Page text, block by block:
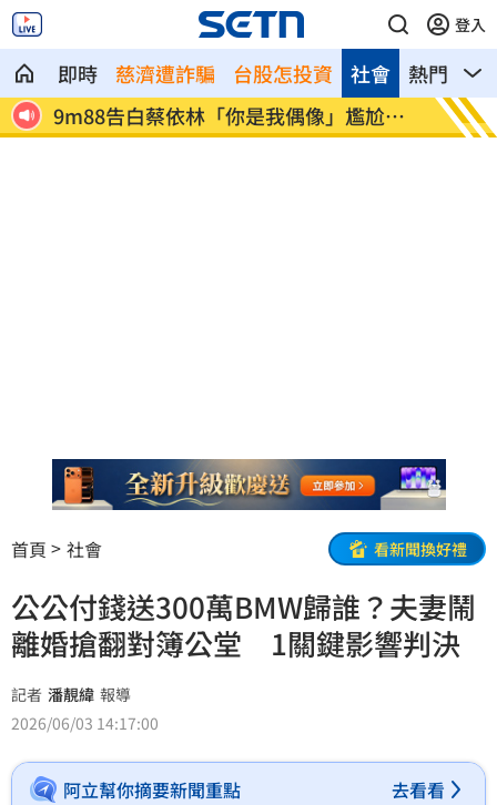
登入
即時 慈濟遭詐騙 台股怎投資 熱門 影
社會
39 9m88告白蔡依林「你是我偶像」尷尬結
局曝
綠營
了
首頁 社會 看新聞換好禮
公公付錢送300萬BMW歸誰？夫妻鬧
離婚搶翻對簿公堂 1關鍵影響判決
記者 潘靚緯 報導
2026/06/03 14:17:00
阿立幫你摘要新聞重點 去看看